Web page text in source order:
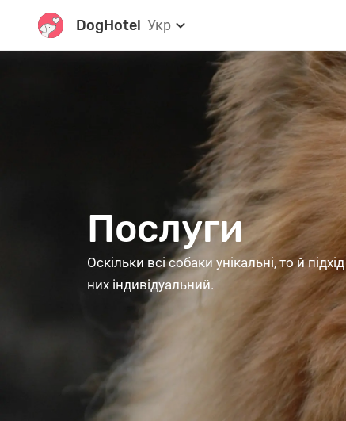
DogHotel Укр
Послуги
Оскільки всі собаки унікальні, то й
них індивідуальний.